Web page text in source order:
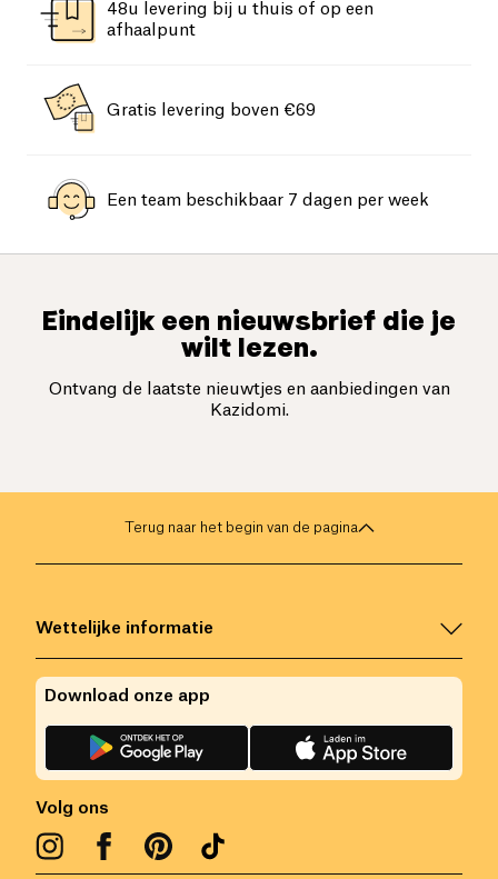
48u levering bij u thuis of op een
afhaalpunt
Gratis levering boven €69
Een team beschikbaar 7 dagen per week
Eindelijk een nieuwsbrief die je
wilt lezen.
Ontvang de laatste nieuwtjes en aanbiedingen van
Kazidomi.
Terug naar het begin van de pagina
Wettelijke informatie
Volg ons
Download onze app